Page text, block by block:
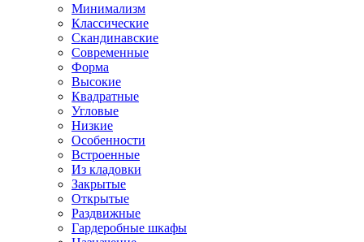
Минимализм
Классические
Скандинавские
Современные
Форма
Высокие
Квадратные
Угловые
Низкие
Особенности
Встроенные
Из кладовки
Закрытые
Открытые
Раздвижные
Гардеробные шкафы